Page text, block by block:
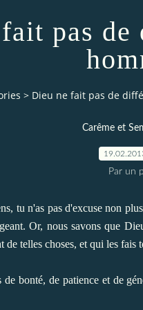
pas de
> Dieu ne fait pas de
Carême et
Par un
tu n'as pas d'excuse non
Or, nous savons que
telles choses, et qui les fais
de bonté, de patience et de